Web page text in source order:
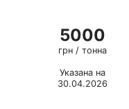
5000
грн / тонна
Указана на
30.04.2026